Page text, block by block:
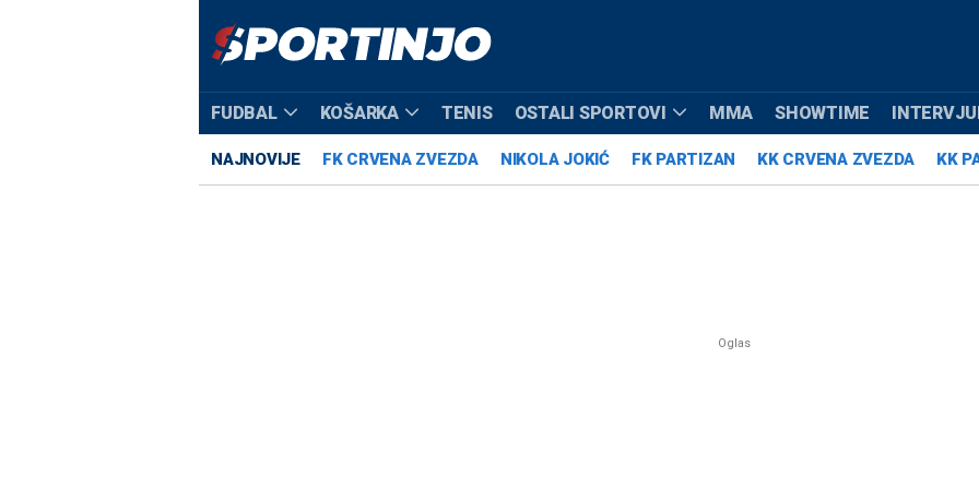
FUDBAL KOŠARKA TENIS OSTALI SPORTOVI MMA SHOWTIME
NAJNOVIJE FK CRVENA ZVEZDA NIKOLA JOKIĆ FK PARTIZAN KK CRVENA ZVEZDA KK